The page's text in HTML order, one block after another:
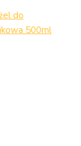
do
500ml